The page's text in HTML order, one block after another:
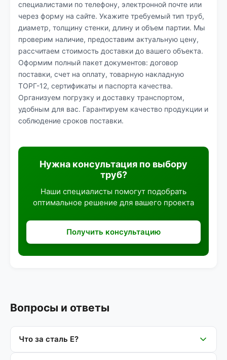
специалистами по телефону, электронной почте или
через форму на сайте. Укажите требуемый тип труб,
диаметр, толщину стенки, длину и объем партии. Мы
проверим наличие, предоставим актуальную цену,
рассчитаем стоимость доставки до вашего объекта.
Оформим полный пакет документов: договор
поставки, счет на оплату, товарную накладную
ТОРГ-12, сертификаты и паспорта качества.
Организуем погрузку и доставку транспортом,
удобным для вас. Гарантируем качество продукции и
соблюдение сроков поставки.
Нужна консультация по выбору
труб?
Наши специалисты помогут подобрать
оптимальное решение для вашего проекта
Получить консультацию
Вопросы и ответы
Что за сталь Е?